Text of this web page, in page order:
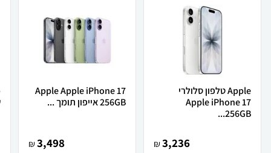
Apple טלפון סלולרי
Apple iPhone 17
256GB...
3,236
₪
Apple Apple iPhone 17
256GB אייפון תומך ...
3,498
₪